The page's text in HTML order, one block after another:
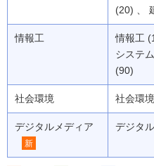
(20) 、
情報工
情報工
システ
(90)
社会環境 社会環
デジタルメディア
新
デジタ